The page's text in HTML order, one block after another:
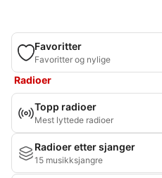
Favoritter
Favoritter og nylige
Radioer
Topp radioer
Mest lyttede radioer
Radioer etter sjanger
15 musikksjangre